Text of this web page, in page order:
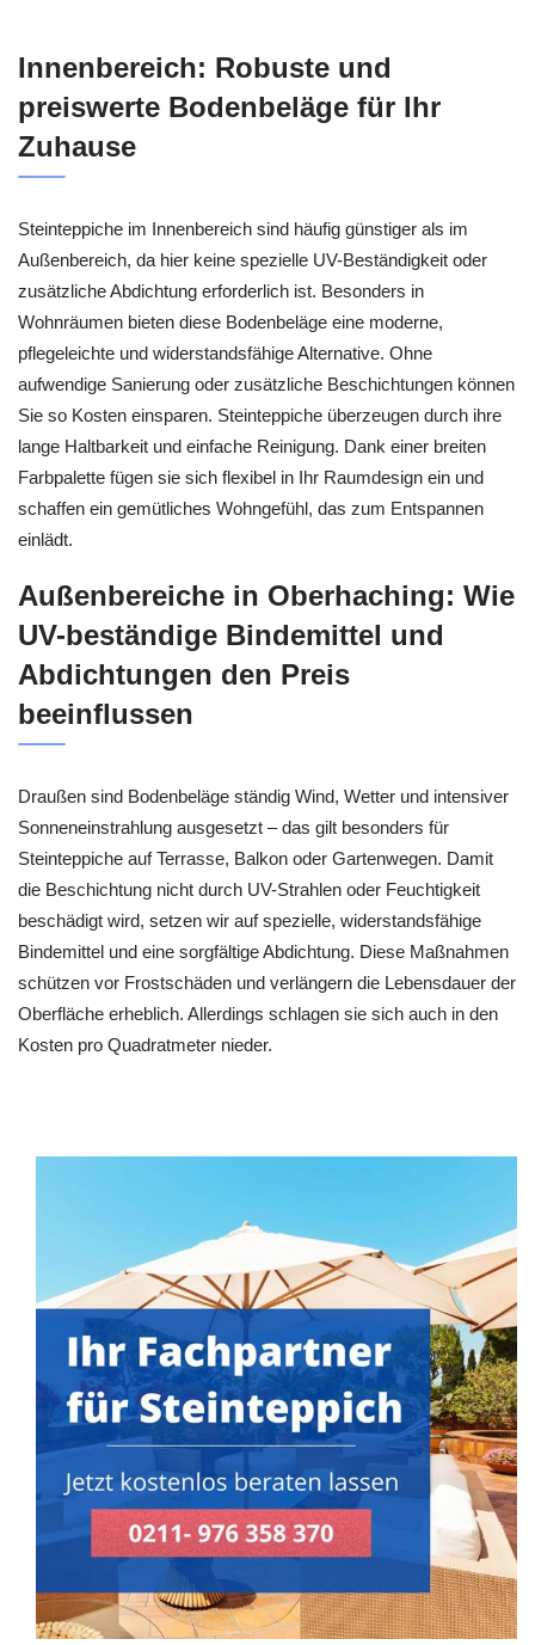
Innenbereich: Robuste und
preiswerte Bodenbeläge für Ihr
Zuhause
Steinteppiche im Innenbereich sind häufig günstiger als im
Außenbereich, da hier keine spezielle UV-Beständigkeit oder
zusätzliche Abdichtung erforderlich ist. Besonders in
Wohnräumen bieten diese Bodenbeläge eine moderne,
pflegeleichte und widerstandsfähige Alternative. Ohne
aufwendige Sanierung oder zusätzliche Beschichtungen können
Sie so Kosten einsparen. Steinteppiche überzeugen durch ihre
lange Haltbarkeit und einfache Reinigung. Dank einer breiten
Farbpalette fügen sie sich flexibel in Ihr Raumdesign ein und
schaffen ein gemütliches Wohngefühl, das zum Entspannen
einlädt.
Außenbereiche in Oberhaching: Wie
UV-beständige Bindemittel und
Abdichtungen den Preis
beeinflussen
Draußen sind Bodenbeläge ständig Wind, Wetter und intensiver
Sonneneinstrahlung ausgesetzt – das gilt besonders für
Steinteppiche auf Terrasse, Balkon oder Gartenwegen. Damit
die Beschichtung nicht durch UV-Strahlen oder Feuchtigkeit
beschädigt wird, setzen wir auf spezielle, widerstandsfähige
Bindemittel und eine sorgfältige Abdichtung. Diese Maßnahmen
schützen vor Frostschäden und verlängern die Lebensdauer der
Oberfläche erheblich. Allerdings schlagen sie sich auch in den
Kosten pro Quadratmeter nieder.